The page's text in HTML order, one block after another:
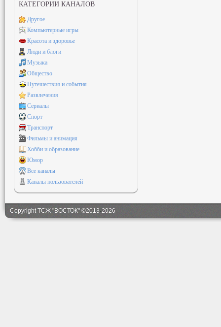
КАТЕГОРИИ КАНАЛОВ
Другое
Компьютерные игры
Красота и здоровье
Люди и блоги
Музыка
Общество
Путешествия и события
Развлечения
Сериалы
Спорт
Транспорт
Фильмы и анимация
Хобби и образование
Юмор
Все каналы
Каналы пользователей
Copyright ТСЖ "ВОСТОК" ©2013-2026